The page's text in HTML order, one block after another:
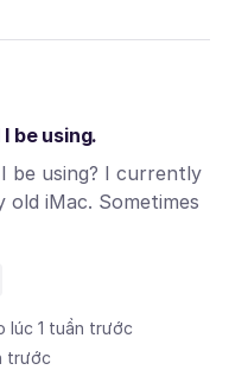
be using.
be using? I currently
old iMac. Sometimes
lúc 1 tuần trước
trước